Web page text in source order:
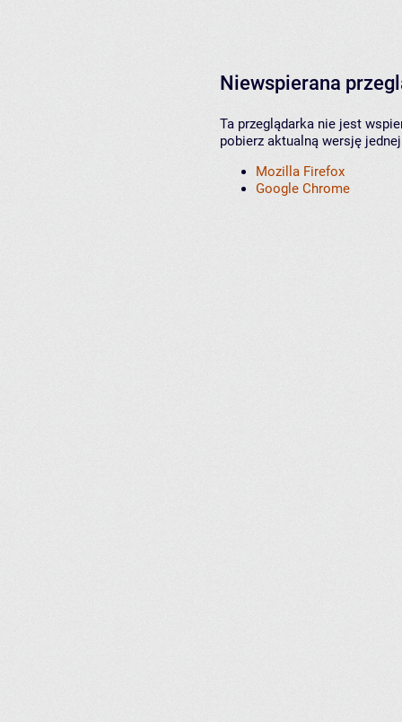
Niewspierana
Ta przeglądarka nie jest
pobierz aktualną wersję
Mozilla Firefox
Google Chrome